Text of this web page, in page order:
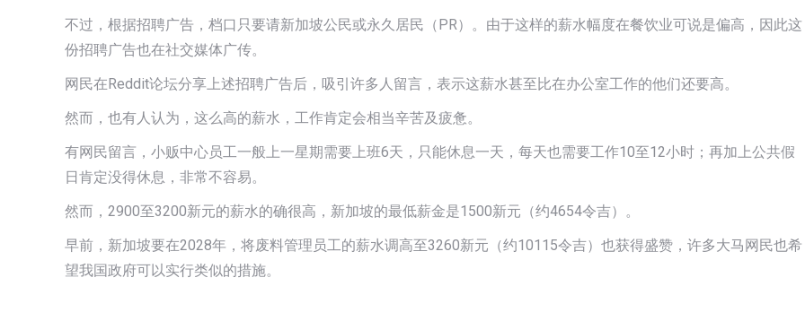
不过，根据招聘广告，档口只要请新加坡公民或永久居民（PR）。由于这样的薪水幅度在餐饮业可说是偏高，因此这
份招聘广告也在社交媒体广传。
网民在Reddit论坛分享上述招聘广告后，吸引许多人留言，表示这薪水甚至比在办公室工作的他们还要高。
然而，也有人认为，这么高的薪水，工作肯定会相当辛苦及疲惫。
有网民留言，小贩中心员工一般上一星期需要上班6天，只能休息一天，每天也需要工作10至12小时；再加上公共假
日肯定没得休息，非常不容易。
然而，2900至3200新元的薪水的确很高，新加坡的最低薪金是1500新元（约4654令吉）。
早前，新加坡要在2028年，将废料管理员工的薪水调高至3260新元（约10115令吉）也获得盛赞，许多大马网民也希
望我国政府可以实行类似的措施。